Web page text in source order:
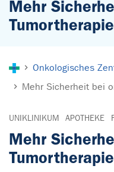
Mehr
Tumortherapie
Onkologisches
Mehr Sicherheit bei
UNIKLINIKUM APOTHEKE
Mehr
Tumortherapie